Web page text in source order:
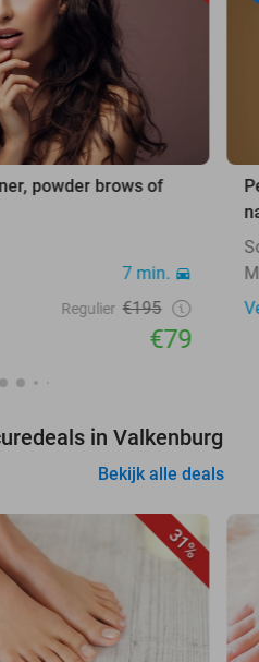
powder brows of
7 min.
Regulier €195
€79
in Valkenburg
Bekijk alle deals
31%